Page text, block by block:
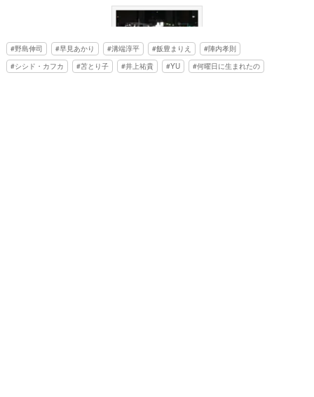
野島伸司 早見あかり 溝端淳平 飯豊まりえ
陣内孝則
シシド・カフカ
苫とり子 井上祐貴 YU 何曜日に生まれたの